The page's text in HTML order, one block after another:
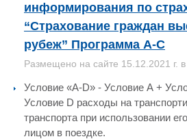
информирования по
“Страхование граждан
рубеж” Программа А-C
Размещено на сайте 15.12.2021 г.
Условие «А-D» - Условие А +
Условие D расходы на
транспорта при использовании
лицом в поездке.